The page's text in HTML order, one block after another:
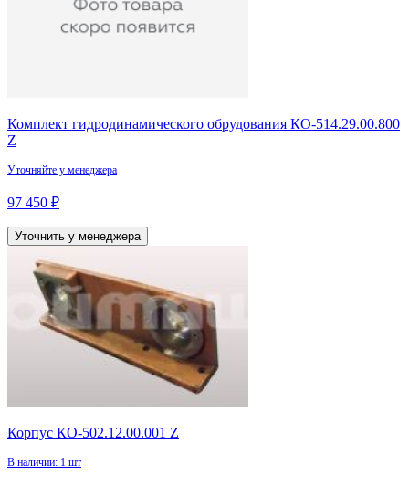
Комплект гидродинамического обрудования КО-514.29.00.800
Z
Уточняйте у менеджера
97 450 ₽
Уточнить у менеджера
Корпус КО-502.12.00.001 Z
В наличии: 1 шт